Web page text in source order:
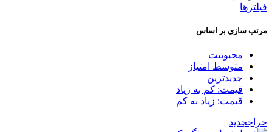
فیلترها
مرتب سازی بر اساس
محبوبیت
متوسط امتیاز
جدیدترین
قیمت: کم به زیاد
قیمت: زیاد به کم
حراججدید